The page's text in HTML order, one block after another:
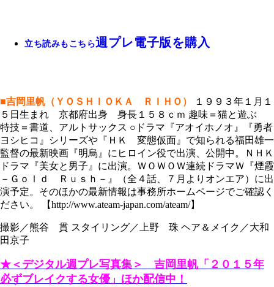
立ち読みもこちら週プレ電子版を購入
■吉岡里帆（ＹＯＳＨＩＯＫＡ ＲＩＨＯ）
１９９３年１月１
５日生まれ 京都府出身 身長１５８ｃｍ 趣味＝猫と遊ぶ
特技＝書道、アルトサックス ○ドラマ『アオイホノオ』『勇者
ヨシヒコ』シリーズや『ＨＫ 変態仮面』で知られる福田雄一
監督の最新映画『明烏』にヒロイン役で出演、公開中。ＮＨＫ
ドラマ『美女と男子』に出演。ＷＯＷＯＷ連続ドラマＷ『煙霞
－Ｇｏｌｄ Ｒｕｓｈ－』（全４話、７月よりオンエア）に出
演予定。そのほかの最新情報は事務所ホームページでご確認く
ださい。 【http://www.ateam-japan.com/ateam/】
撮影／熊谷 貫 スタイリング／上野 珠 ヘア＆メイク／大和
田京子
★＜デジタル週プレ写真集＞ 吉岡里帆「２０１５年
必ずブレイクする女優」ほか配信中！